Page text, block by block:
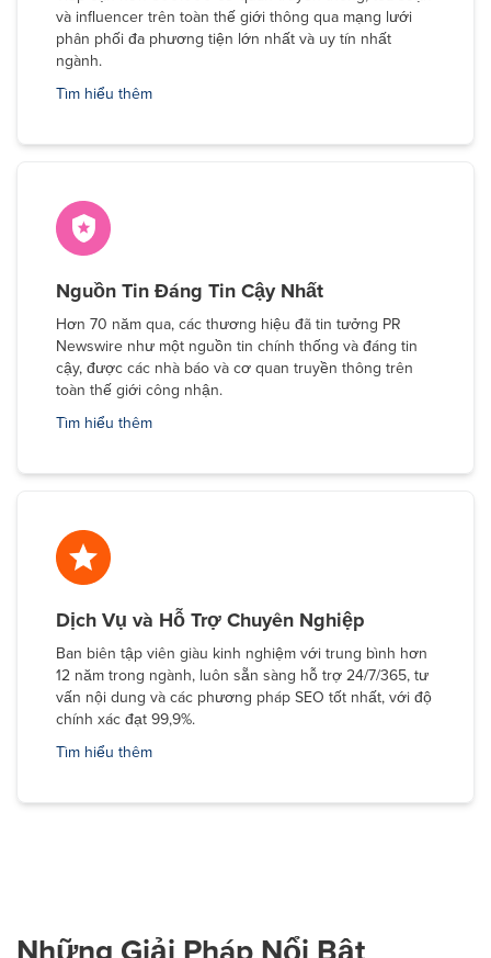
và influencer trên toàn thế giới thông qua mạng lưới
phân phối đa phương tiện lớn nhất và uy tín nhất
ngành.
Tìm hiểu thêm
Nguồn Tin Đáng Tin Cậy Nhất
Hơn 70 năm qua, các thương hiệu đã tin tưởng PR
Newswire như một nguồn tin chính thống và đáng tin
cậy, được các nhà báo và cơ quan truyền thông trên
toàn thế giới công nhận.
Tìm hiểu thêm
Dịch Vụ và Hỗ Trợ Chuyên Nghiệp
Ban biên tập viên giàu kinh nghiệm với trung bình hơn
12 năm trong ngành, luôn sẵn sàng hỗ trợ 24/7/365, tư
vấn nội dung và các phương pháp SEO tốt nhất, với độ
chính xác đạt 99,9%.
Tìm hiểu thêm